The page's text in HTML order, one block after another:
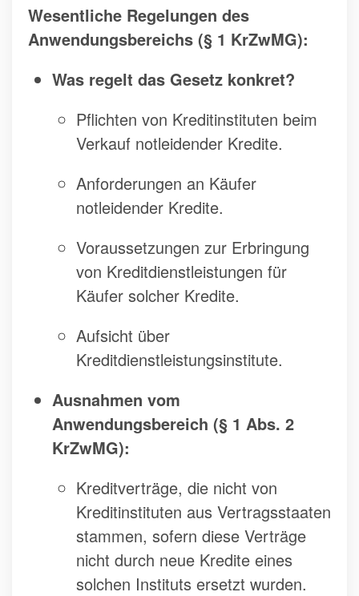
Wesentliche Regelungen des
Anwendungsbereichs (§ 1 KrZwMG):
Was regelt das Gesetz konkret?
Pflichten von Kreditinstituten beim
Verkauf notleidender Kredite.
Anforderungen an Käufer
notleidender Kredite.
Voraussetzungen zur Erbringung
von Kreditdienstleistungen für
Käufer solcher Kredite.
Aufsicht über
Kreditdienstleistungsinstitute.
Ausnahmen vom
Anwendungsbereich (§ 1 Abs. 2
KrZwMG):
Kreditverträge, die nicht von
Kreditinstituten aus Vertragsstaaten
stammen, sofern diese Verträge
nicht durch neue Kredite eines
solchen Instituts ersetzt wurden.